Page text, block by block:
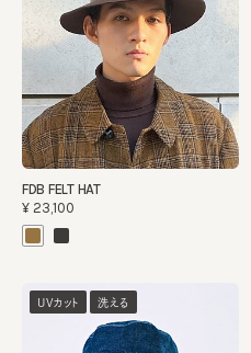
FDB FELT HAT
¥23,100
UVカット 洗える